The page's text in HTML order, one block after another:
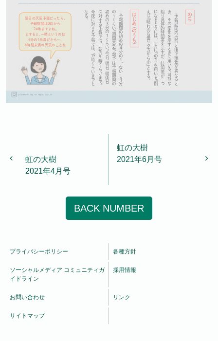
投稿ナビゲーション
虹の大樹
2021年4月号
虹の大樹
2021年6月号
BACK NUMBER
プライバシーポリシー 各種方針
ソーシャルメディア コミュニティガ
イドライン
採用情報
お問い合わせ リンク
サイトマップ